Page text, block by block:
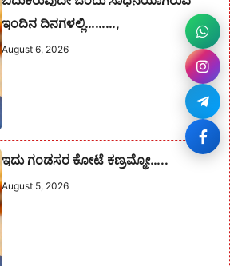
ಇಂದಿನ ದಿನಗಳಲ್ಲಿ………,
August 6, 2026
ಇದು ಗಂಡಸರ ಕೋಟೆ ಕಣ್ರಮ್ಮೋ…..
August 5, 2026